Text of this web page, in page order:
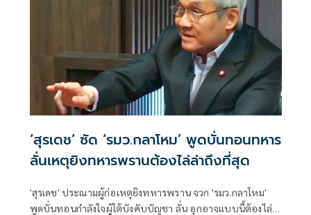
‘สุรเดช’ ซัด ‘รมว.กลาโหม’ พูดบั่นทอนทหาร
ลั่นเหตุยิงทหารพรานต้องไล่ล่าถึงที่สุด
'สุรเดช' ประณามผู้ก่อเหตุยิงทหารพราน จวก 'รมว.กลาโหม'
พูดบั่นทอนกำลังใจผู้ใต้บังคับบัญชา ลั่น อุกอาจแบบนี้ต้องไล่